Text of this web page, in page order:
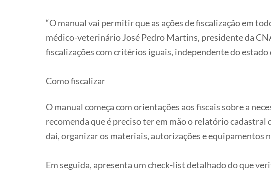
“O manual vai permitir que as ações de fiscalização em
médico-veterinário José Pedro Martins, presidente da
fiscalizações com critérios iguais, independente do estado
Como fiscalizar
O manual começa com orientações aos fiscais sobre a
recomenda que é preciso ter em mão o relatório cadastral
daí, organizar os materiais, autorizações e equipamentos
Em seguida, apresenta um check-list detalhado do que